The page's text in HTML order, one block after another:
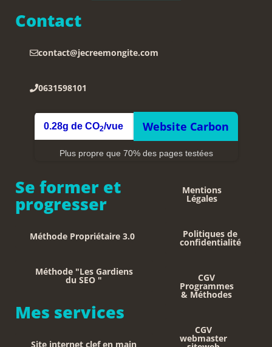
Contact
contact@jecreemongite.com
0631598101
0.28g de CO2/vue Website Carbon
Plus propre que 70% des pages testées
Se former et
progresser
Méthode Propriétaire 3.0
Méthode "Les Gardiens
du SEO "
Mes services
Site internet clef en main
Mentions
Légales
Politiques de
confidentialité
CGV
Programmes
& Méthodes
CGV
webmaster